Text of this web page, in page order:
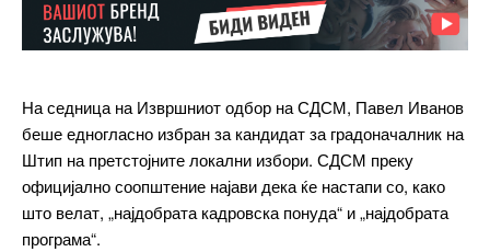
На седница на Извршниот одбор на СДСМ, Павел Иванов
беше едногласно избран за кандидат за градоначалник на
Штип на претстојните локални избори. СДСМ преку
официјално соопштение најави дека ќе настапи со, како
што велат, „најдобрата кадровска понуда“ и „најдобрата
програма“.